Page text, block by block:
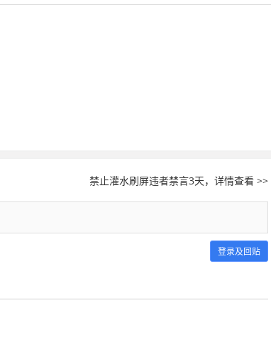
禁止灌水刷屏违者禁言3天，详情查看 >>
登录及回贴